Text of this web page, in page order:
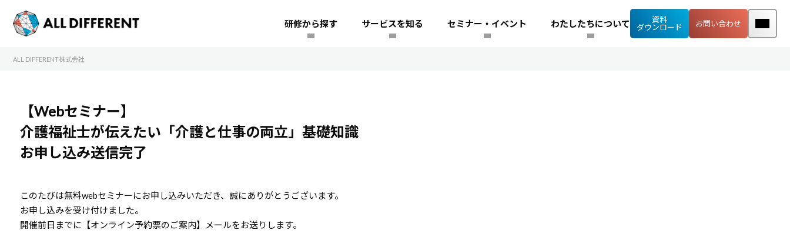
研修から探す サービスを知る セミナー・イベント わたしたちについて
資料
ダウンロード
お問い合わせ
ALL DIFFERENT株式会社
【Webセミナー】
介護福祉士が伝えたい「介護と仕事の両立」基礎知識
お申し込み送信完了
このたびは無料webセミナーにお申し込みいただき、誠にありがとうございます。
お申し込みを受け付けました。
開催前日までに【オンライン予約票のご案内】メールをお送りします。